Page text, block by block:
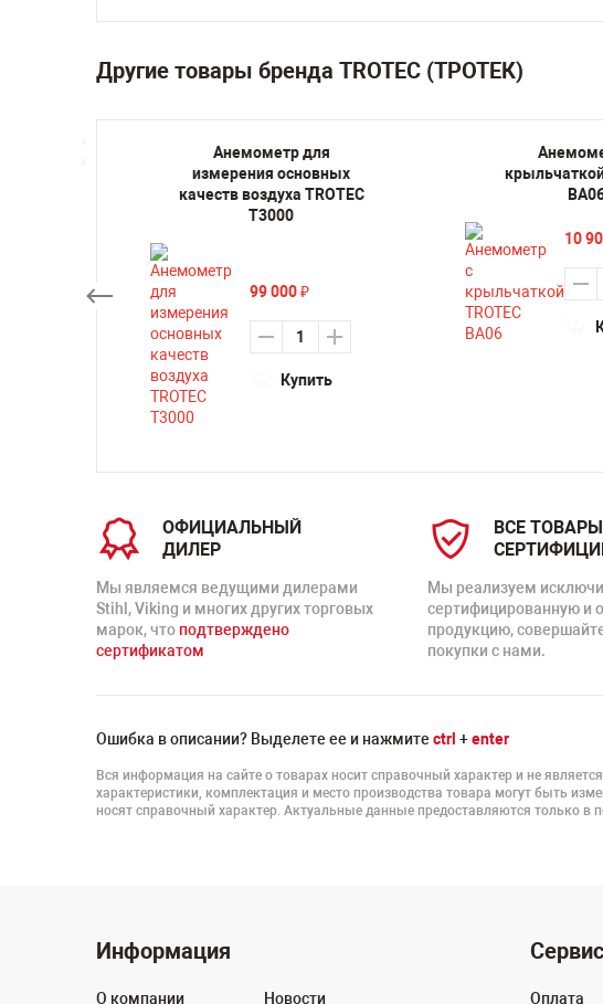
Другие товары бренда TROTEC (ТРОТЕК)
Анемометр для
измерения основных
качеств воздуха TROTEC
T3000
99 000 ₽
Купить
10
ОФИЦИАЛЬНЫЙ
ДИЛЕР
Мы являемся ведущими дилерами
Stihl, Viking и многих других торговых
марок, что подтверждено
сертификатом
ВСЕ ТОВАРЫ
Мы реализуем
сертифицированную и
продукцию,
покупки с нами.
Ошибка в описании? Выделете ее и нажмите ctrl +enter
Вся информация на сайте о товарах носит справочный характер и не
характеристики, комплектация и место производства товара могут быть
носят справочный характер. Актуальные данные предоставляются только в
Информация
О компании Новости
Сервис
Оплата